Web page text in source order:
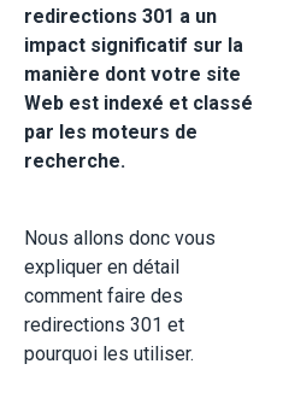
redirections 301 a un
impact significatif sur la
manière dont votre site
Web est indexé et classé
par les moteurs de
recherche.
Nous allons donc vous
expliquer en détail
comment faire des
redirections 301 et
pourquoi les utiliser.